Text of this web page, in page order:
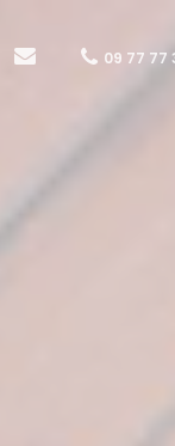
09 77 77